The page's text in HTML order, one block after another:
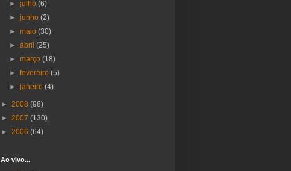
►julho(6)
►junho(2)
►maio(30)
►abril(25)
►março(18)
►fevereiro(5)
►janeiro(4)
► 2008 (98)
► 2007 (130)
► 2006 (64)
Ao vivo...